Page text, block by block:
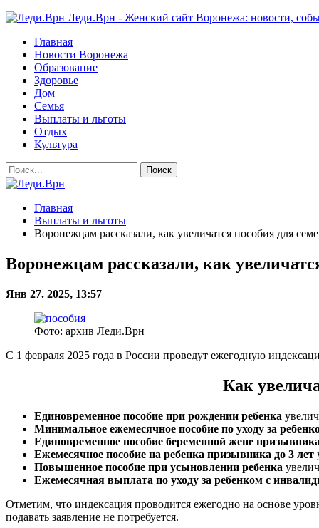
Леди.Врн - Женский сайт Воронежа: новости,
Главная
Новости Воронежа
Образование
Здоровье
Дом
Семья
Выплаты и льготы
Отдых
Культура
Главная
Выплаты и льготы
Воронежцам рассказали, как увеличатся пособия для
Воронежцам рассказали, как
Янв 27. 2025, 13:57
Фото: архив Леди.Врн
С 1 февраля 2025 года в России проведут ежегодную
Как
Единовременное пособие при рождении ребенка
Минимальное ежемесячное пособие по уходу за
Единовременное пособие беременной жене призывника
Ежемесячное пособие на ребенка призывника до 3 лет
Повышенное пособие при усыновлении ребенка
Ежемесячная выплата по уходу за ребенком с
Отметим, что индексация проводится ежегодно на основе
подавать заявление не потребуется.